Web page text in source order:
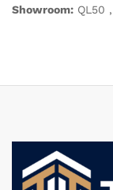
Showroom: QL50